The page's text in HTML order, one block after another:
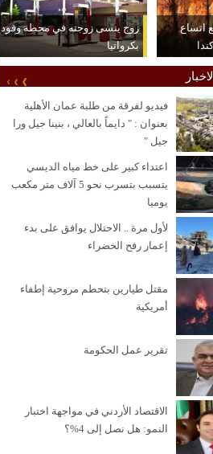
اتساع
زوج ينسى زوجته في محطة وقود
بكرواتيا
فيديو لفرقة من طلبة عمان الأهلية
بعنوان : " دايماً بالعالي ، بنينا جيل ورا
جيل "
اعتداء كبير على خط مياه الديسي
يتسبب بتسرب نحو 5 آلاف متر مكعب
يوميا
لأول مرة .. الاحتلال يوافق على بدء
إعمار رفح الخضراء
مقتل طيارين بتحطم مروحية إطفاء
أمريكية
تقرير عمل الحكومة
الاقتصاد الأردني في مواجهة اختبار
النمو: هل نصل إلى 4%؟